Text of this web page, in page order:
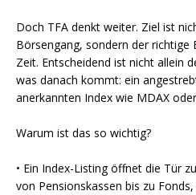
Doch TFA denkt weiter. Ziel ist
Börsengang, sondern der richtige
Zeit. Entscheidend ist nicht allein
was danach kommt: ein
anerkannten Index wie MDAX
Warum ist das so wichtig?
• Ein Index-Listing öffnet die Tür
von Pensionskassen bis zu